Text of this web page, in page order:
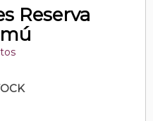
Reserva